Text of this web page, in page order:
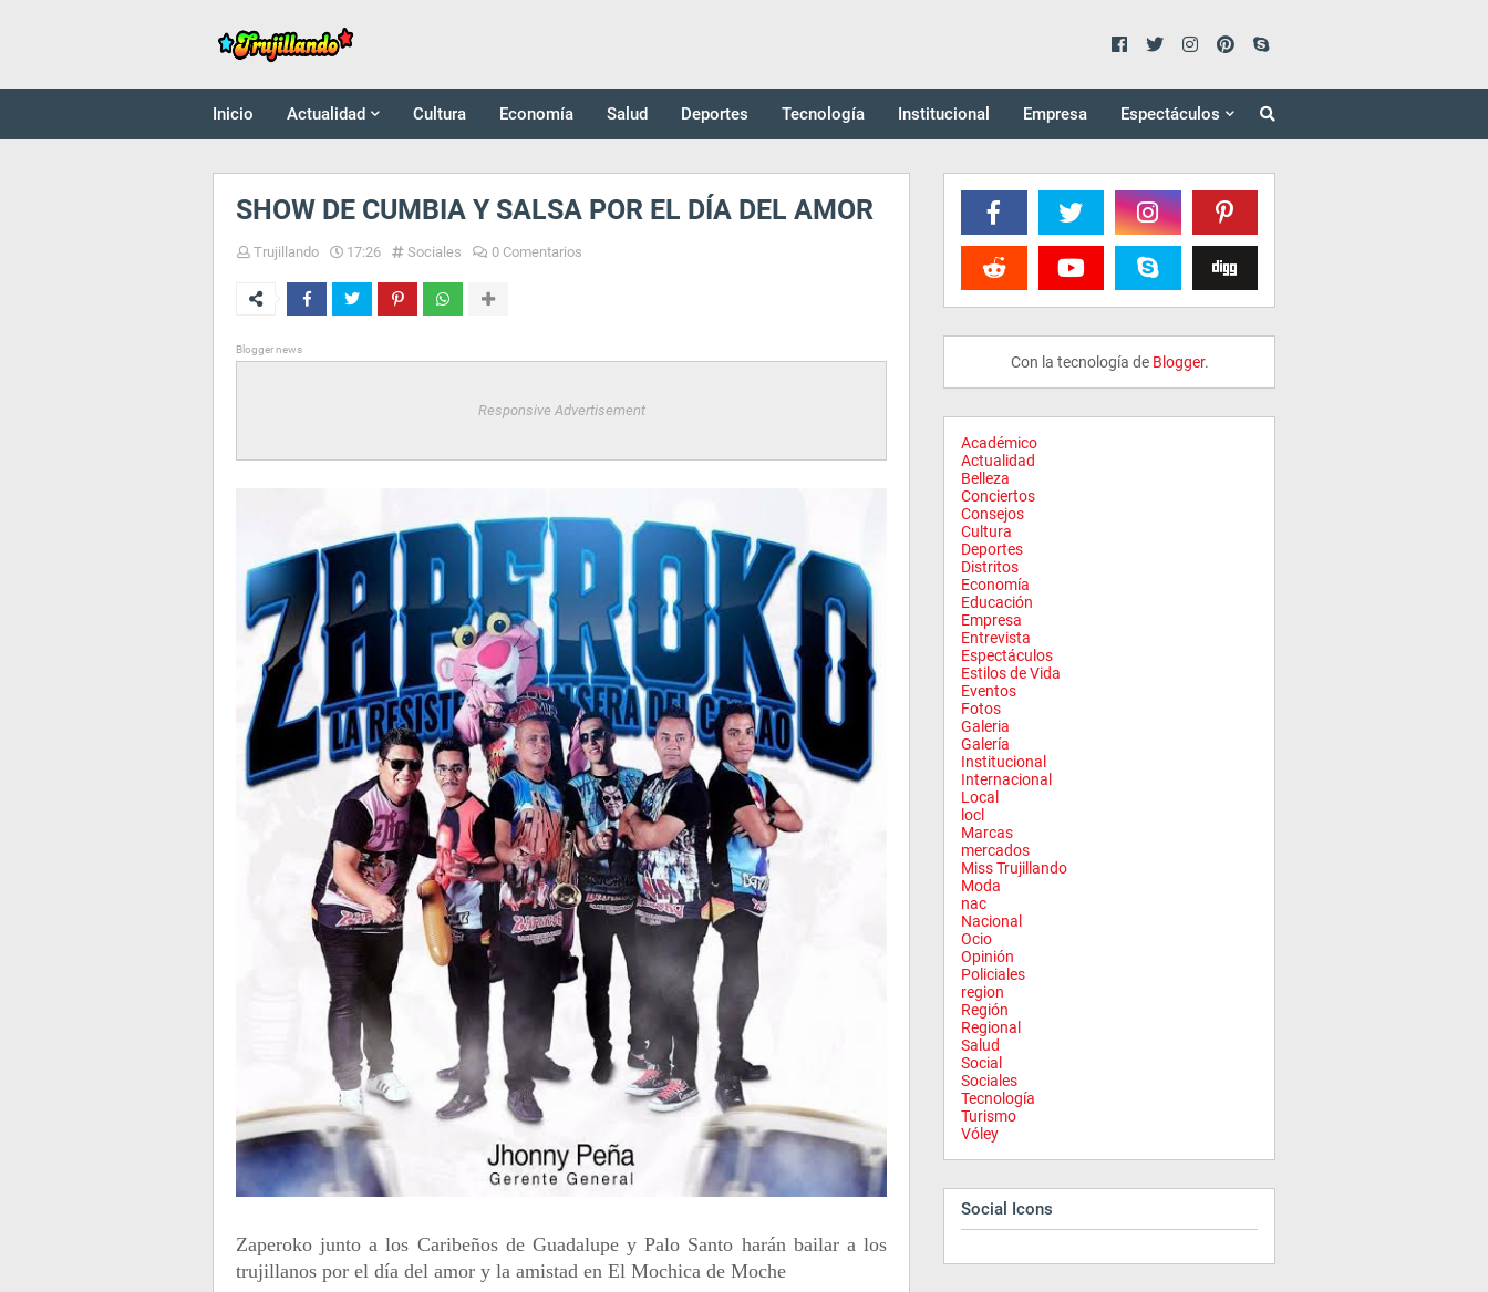
Inicio Actualidad Cultura Economía Salud Deportes Tecnología Institucional Empresa Espectáculos
SHOW DE CUMBIA Y SALSA POR EL DÍA DEL AMOR
Trujillando 17:26 Sociales 0 Comentarios
Blogger news
Responsive Advertisement
Zaperoko junto a los Caribeños de Guadalupe y Palo Santo harán bailar a los
trujillanos por el día del amor y la amistad en El Mochica de Moche
Con la tecnología de Blogger.
Académico
Actualidad
Belleza
Conciertos
Consejos
Cultura
Deportes
Distritos
Economía
Educación
Empresa
Entrevista
Espectáculos
Estilos de Vida
Eventos
Fotos
Galeria
Galería
Institucional
Internacional
Local
locl
Marcas
mercados
Miss Trujillando
Moda
nac
Nacional
Ocio
Opinión
Policiales
region
Región
Regional
Salud
Social
Sociales
Tecnología
Turismo
Vóley
Social Icons